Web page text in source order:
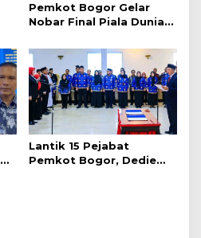
Pemkot Bogor Gelar
Nobar Final Piala Dunia
Lantik 15 Pejabat
Pemkot Bogor, Dedie